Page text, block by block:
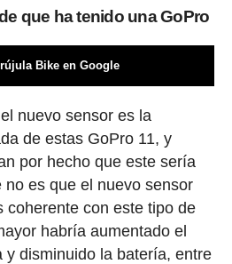
que ha tenido una GoPro
Bike en Google
nuevo sensor es la
de estas GoPro 11, y
por hecho que este sería
es que el nuevo sensor
coherente con este tipo de
habría aumentado el
y disminuido la batería, entre